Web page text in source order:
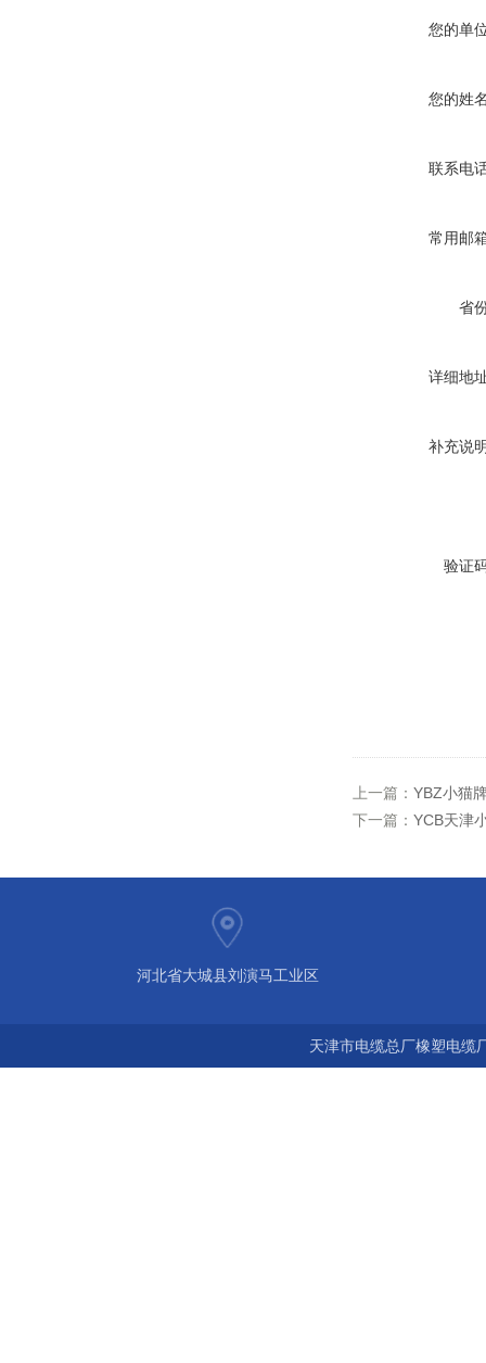
您的单
您的姓
联系电
常用邮
省
详细地
补充说
验证
上一篇： YBZ小猫
下一篇： YCB天津
河北省大城县刘演马工业区
天津市电缆总厂橡塑电